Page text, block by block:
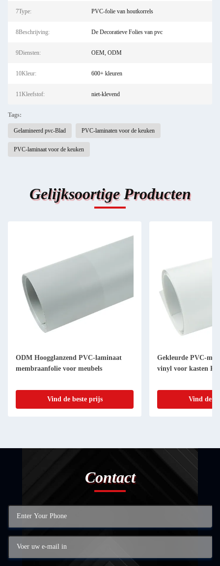
7Type: PVC-folie van houtkorrels
8Beschrijving: De Decoratieve Folies van pvc
9Diensten: OEM, ODM
10Kleur: 600+ kleuren
11Kleefstof: niet-klevend
Tags:
Gelamineerd pvc-Blad PVC-laminaten voor de keuken
PVC-laminaat voor de keuken
Gelijksoortige Producten
ODM Hoogglanzend PVC-laminaat
membraanfolie voor meubels
Vind de beste prijs
Gekleurde PVC-
vinyl voor kasten
Vind de
Contact